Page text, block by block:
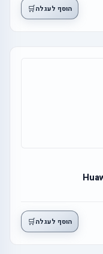
הוסף לעגלה🛒
הוסף לעגלה🛒